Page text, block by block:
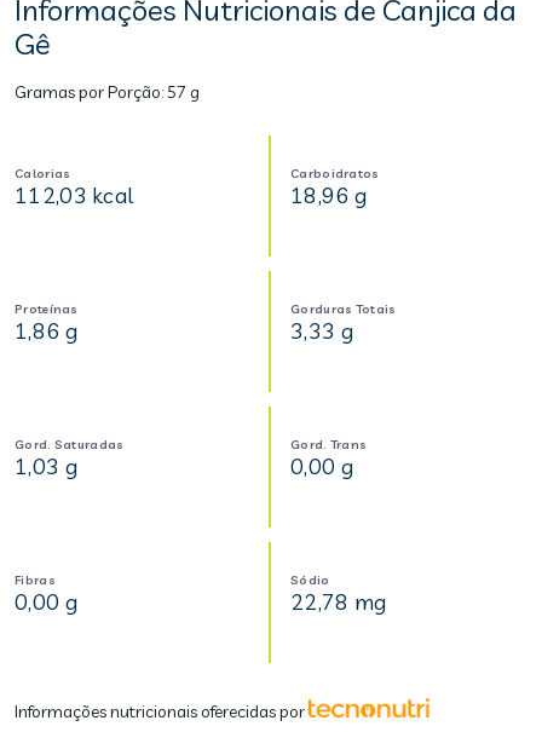
Informações Nutricionais de Canjica da
Gê
Gramas por Porção:57 g
Calorias
112,03 kcal
Carboidratos
18,96 g
Proteínas
1,86 g
Gorduras Totais
3,33 g
Gord. Saturadas
1,03 g
Gord. Trans
0,00 g
Fibras
0,00 g
Sódio
22,78 mg
Informações nutricionais oferecidas por